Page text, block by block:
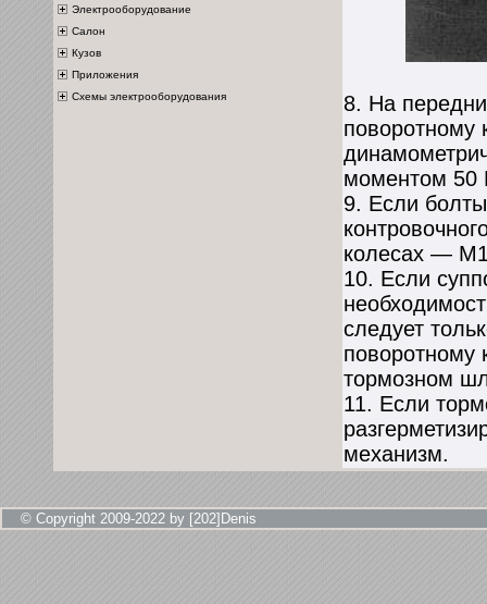
Электрооборудование
Салон
Кузов
Приложения
Схемы электрооборудования
8. На
поворотному
моментом 50
9. Если
колесах —
10. Если
следует
поворотному
тормозном
11. Если
механизм.
© Copyright 2009-2022 by [202]Denis